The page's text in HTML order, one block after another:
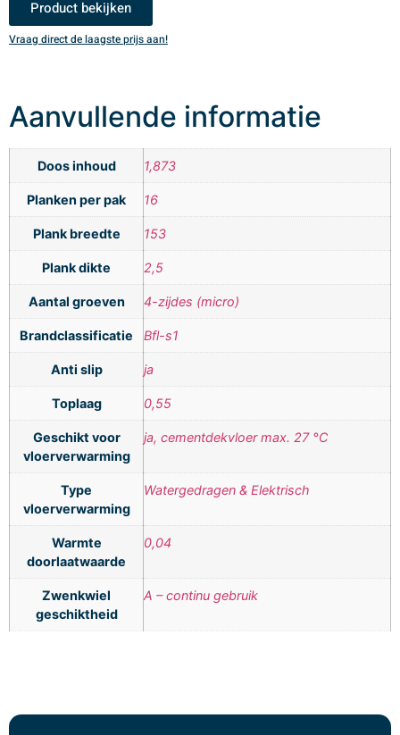
Product bekijken
Vraag direct de laagste prijs aan!
Aanvullende informatie
Doos inhoud 1,873
Planken per pak 16
Plank breedte 153
Plank dikte 2,5
Aantal groeven 4-zijdes (micro)
Brandclassificatie Bfl-s1
Anti slip ja
Toplaag 0,55
Geschikt voor
vloerverwarming
ja, cementdekvloer max. 27 °C
Type
vloerverwarming
Watergedragen & Elektrisch
Warmte
doorlaatwaarde
0,04
Zwenkwiel
geschiktheid
A – continu gebruik